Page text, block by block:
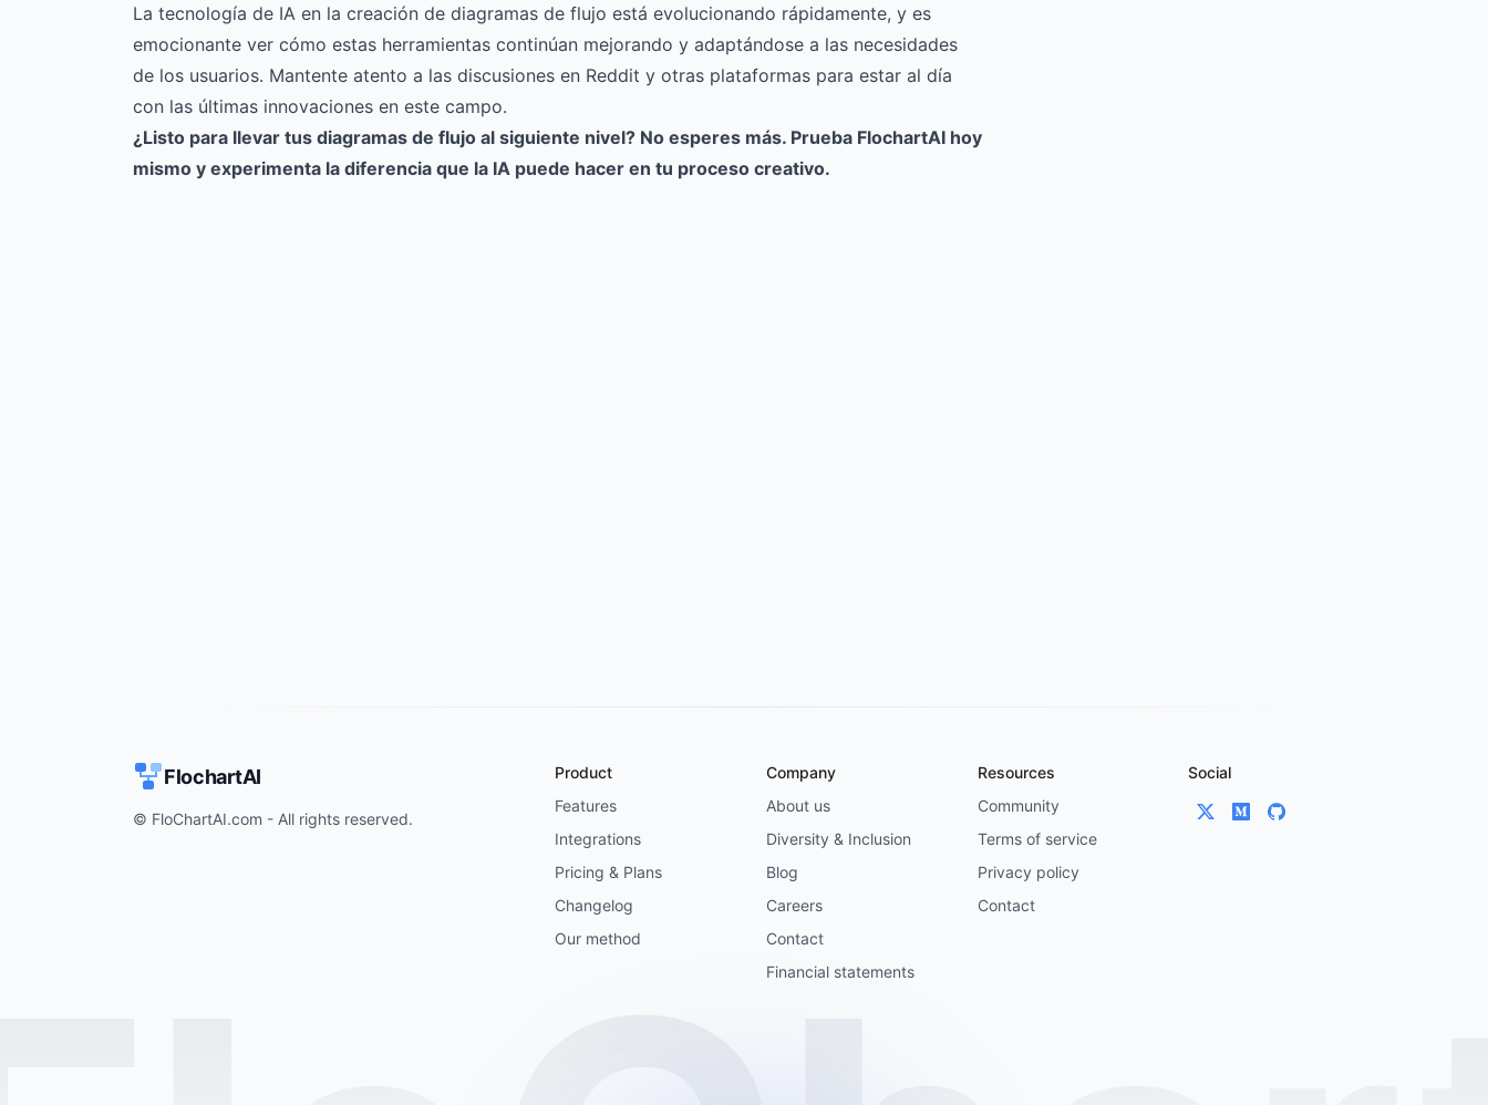
La tecnología de IA en la creación de diagramas de flujo está evolucionando rápidamente, y es
emocionante ver cómo estas herramientas continúan mejorando y adaptándose a las necesidades
de los usuarios. Mantente atento a las discusiones en Reddit y otras plataformas para estar al día
con las últimas innovaciones en este campo.
¿Listo para llevar tus diagramas de flujo al siguiente nivel? No esperes más. Prueba FlochartAI hoy
mismo y experimenta la diferencia que la IA puede hacer en tu proceso creativo.
FlochartAI
© FloChartAI.com - All rights reserved.
Product
Features
Integrations
Pricing & Plans
Changelog
Our method
Company
About us
Diversity & Inclusion
Blog
Careers
Contact
Financial statements
Resources
Community
Terms of service
Privacy policy
Contact
Social